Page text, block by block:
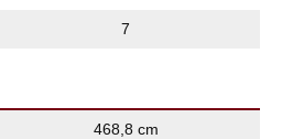
7
468,8 cm